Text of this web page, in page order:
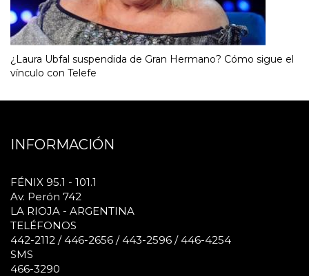
¿Laura Ubfal suspendida de Gran Hermano? Cómo sigue el
vínculo con Telefe
INFORMACIÓN
FÉNIX 95.1 - 101.1
Av. Perón 742
LA RIOJA - ARGENTINA
TELÉFONOS
442-2112 / 446-2656 / 443-2596 / 446-4254
SMS
466-3290